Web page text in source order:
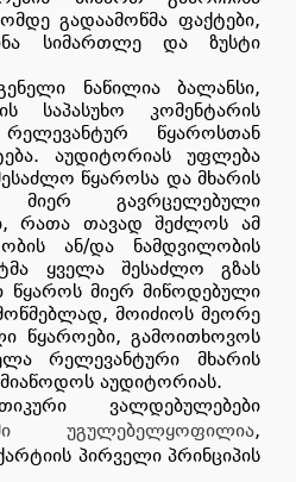
გადაამოწმა ფაქტები,
სიმართლე და ზუსტი
ნაწილია ბალანსი,
საპასუხო კომენტარის
წყაროსთან
აუდიტორიას უფლება
წყაროსა და მხარის
მიერ გავრცელებული
რათა თავად შეძლოს ამ
ან/და ნამდვილობის
ყველა შესაძლო გზას
წყაროს მიერ მიწოდებული
მოიძიოს მეორე
წყაროები, გამოითხოვოს
რელევანტური მხარის
აუდიტორიას.
ვალდებულებები
უგულებელყოფილია,
პირველი პრინციპის